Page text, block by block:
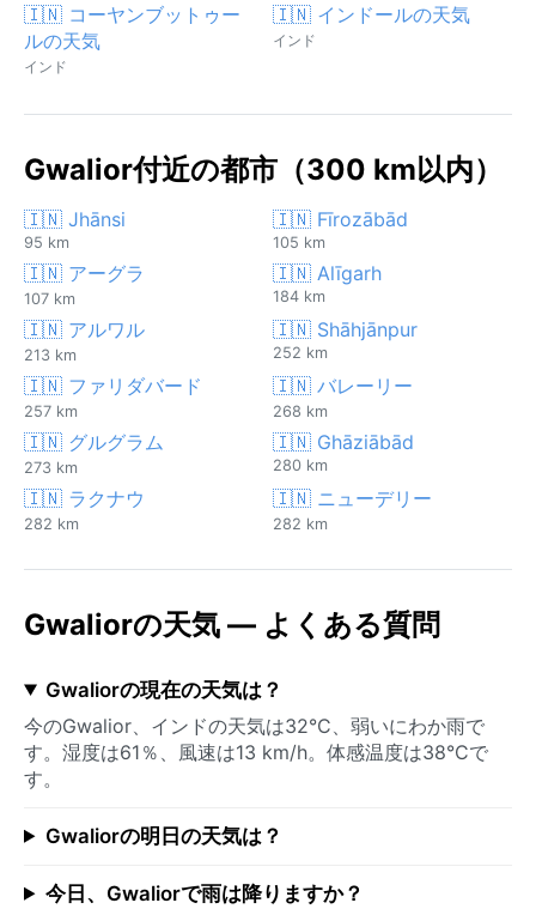
🇮🇳 コーヤンブットゥー
ルの天気
インド
🇮🇳 インドールの天気
インド
Gwalior付近の都市（300 km以内）
🇮🇳 Jhānsi
95 km
🇮🇳 Fīrozābād
105 km
🇮🇳 アーグラ
107 km
🇮🇳 Alīgarh
184 km
🇮🇳 アルワル
213 km
🇮🇳 Shāhjānpur
252 km
🇮🇳 ファリダバード
257 km
🇮🇳 バレーリー
268 km
🇮🇳 グルグラム
273 km
🇮🇳 Ghāziābād
280 km
🇮🇳 ラクナウ
282 km
🇮🇳 ニューデリー
282 km
Gwaliorの天気 — よくある質問
Gwaliorの現在の天気は？
今のGwalior、インドの天気は32°C、弱いにわか雨で
す。湿度は61％、風速は13 km/h。体感温度は38°Cで
す。
Gwaliorの明日の天気は？
今日、Gwaliorで雨は降りますか？